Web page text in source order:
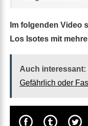
Im folgenden Video
Los Isotes mit
Auch interessant:
Gefährlich oder